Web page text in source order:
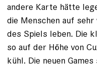
andere Karte hätte
die Menschen auf
des Spiels leben. Die
so auf der Höhe von
kühl. Die neuen